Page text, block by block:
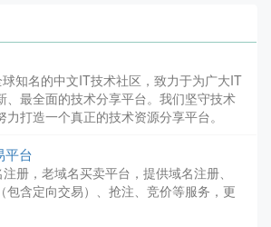
知名的中文IT技术社区，致力于为广大IT
、最全面的技术分享平台。我们坚守技术
打造一个真正的技术资源分享平台。
平台
册，老域名买卖平台，提供域名注册、
包含定向交易）、抢注、竞价等服务，更